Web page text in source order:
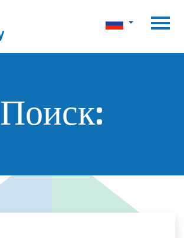
Поиск: